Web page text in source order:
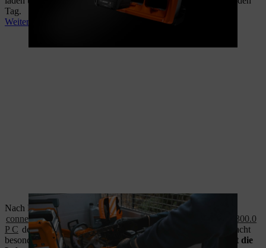
Tag.
Weitere Infos zur Tabless-Technologie von Akku-Zellen
Nach Feierabend ist Zeit fürs schonende Laden: Über die
connected-Funktion
aktivierst Du beimALLPRO-Akku AP 300.0
P C den„Gentle Charge"-Modus. Er lädt den Akku über Nacht
besonders langsam auf – das schont die Zellen und
verlängert die